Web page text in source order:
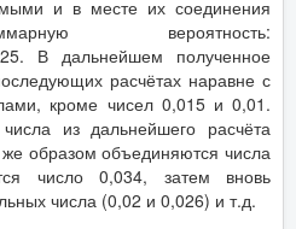
и в месте их соединения
вероятность:
В дальнейшем полученное
расчётах наравне с
кроме чисел 0,015 и 0,01.
из дальнейшего расчёта
образом объединяются числа
число 0,034, затем вновь
числа (0,02 и 0,026) и т.д.